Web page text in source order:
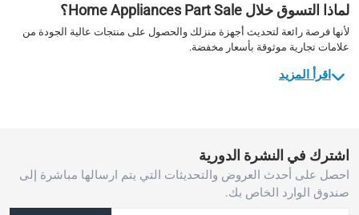
لماذا التسوق خلال Home Appliances Part Sale؟
لأنها فرصة رائعة لتحديث أجهزة منزلك والحصول على منتجات عالية الجودة من
علامات تجارية موثوقة بأسعار مخفضة.
اقرأ المزيد
اشترك في النشرة الدورية
احصل على أحدث العروض والتحديثات التي يتم ارسالها مباشرة إلى
صندوق الوارد الخاص بك.